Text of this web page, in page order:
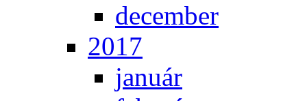
de­cem­ber
2017
ja­nu­ár